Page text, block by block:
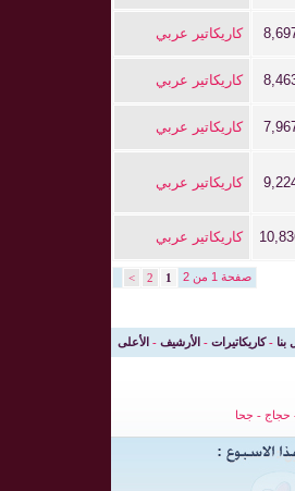
كاريكاتير عربي
كاريكاتير عربي
كاريكاتير عربي
كاريكاتير عربي
كاريكاتير عربي
صفحة 1 من 2 1
2
>
بنا -كاريكاتيرات - الأرشيف - الأعلى
حجاج - جحا